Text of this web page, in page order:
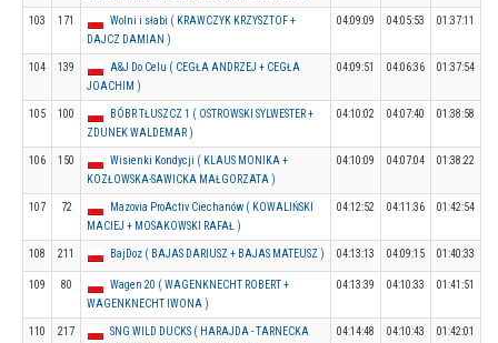
103 171
Wolni i słabi ( KRAWCZYK KRZYSZTOF +
DAJCZ DAMIAN )
04:09:09 04:05:53 01:37:11
104 139
A&J Do Celu ( CEGŁA ANDRZEJ + CEGŁA
JOACHIM )
04:09:51 04:06:36 01:37:54
105 100
BÓBR TŁUSZCZ 1 ( OSTROWSKI SYLWESTER +
ZDUNEK WALDEMAR )
04:10:02 04:07:40 01:38:58
106 150
Wisienki Kondycji ( KLAUS MONIKA +
KOZŁOWSKA-SAWICKA MAŁGORZATA )
04:10:09 04:07:04 01:38:22
107 72
Mazovia ProActiv Ciechanów ( KOWALIŃSKI
MACIEJ + MOSAKOWSKI RAFAŁ )
04:12:52 04:11:36 01:42:54
108 211 BajDoz ( BAJAS DARIUSZ + BAJAS MATEUSZ ) 04:13:13 04:09:15 01:40:33
109 80
Wagen 20 ( WAGENKNECHT ROBERT +
WAGENKNECHT IWONA )
04:13:39 04:10:33 01:41:51
110 217
SNG WILD DUCKS ( HARAJDA - TARNECKA
04:14:48 04:10:43 01:42:01